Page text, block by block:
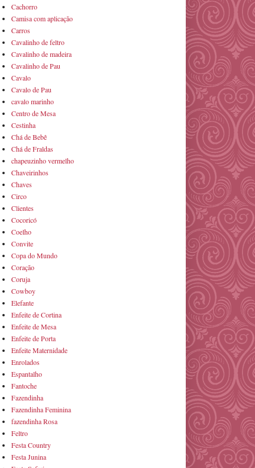
Cachorro
Camisa com aplicação
Carros
Cavalinho de feltro
Cavalinho de madeira
Cavalinho de Pau
Cavalo
Cavalo de Pau
cavalo marinho
Centro de Mesa
Cestinha
Chá de Bebê
Chá de Fraldas
chapeuzinho vermelho
Chaveirinhos
Chaves
Circo
Clientes
Cocoricó
Coelho
Convite
Copa do Mundo
Coração
Coruja
Cowboy
Elefante
Enfeite de Cortina
Enfeite de Mesa
Enfeite de Porta
Enfeite Maternidade
Enrolados
Espantalho
Fantoche
Fazendinha
Fazendinha Feminina
fazendinha Rosa
Feltro
Festa Country
Festa Junina